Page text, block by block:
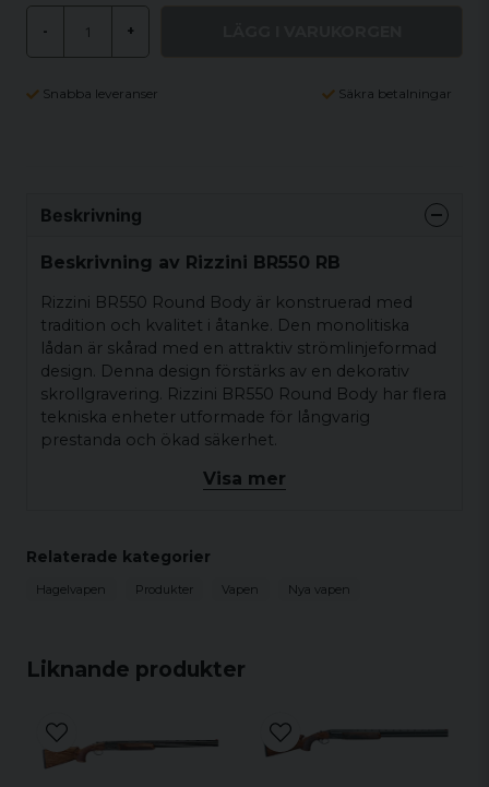
- +
Snabba leveranser Säkra betalningar
Liknande produkter
Beskrivning
Beskrivning av Rizzini BR550 RB
Rizzini BR550 Round Body är konstruerad med
tradition och kvalitet i åtanke. Den monolitiska
lådan är skårad med en attraktiv strömlinjeformad
design. Denna design förstärks av en dekorativ
skrollgravering. Rizzini BR550 Round Body har flera
tekniska enheter utformade för långvarig
prestanda och ökad säkerhet.
Typ av pipor:
Låda: Box Lock
Visa mer
Relaterade kategorier
Hagelvapen Produkter Vapen Nya vapen